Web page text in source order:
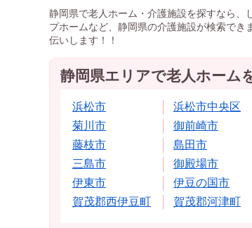
静岡県で老人ホーム・介護施設を探すなら、
プホームなど、静岡県の介護施設が検索で
伝いします！！
静岡県エリアで老人ホーム
浜松市 浜松市中央区
菊川市
御前崎市
藤枝市
島田市
三島市
御殿場市
伊東市
伊豆の国市
賀茂郡西伊豆町
賀茂郡河津町